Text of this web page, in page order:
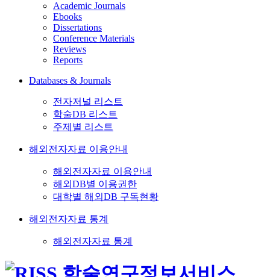
Academic Journals
Ebooks
Dissertations
Conference Materials
Reviews
Reports
Databases & Journals
전자저널 리스트
학술DB 리스트
주제별 리스트
해외전자자료 이용안내
해외전자자료 이용안내
해외DB별 이용권한
대학별 해외DB 구독현황
해외전자자료 통계
해외전자자료 통계